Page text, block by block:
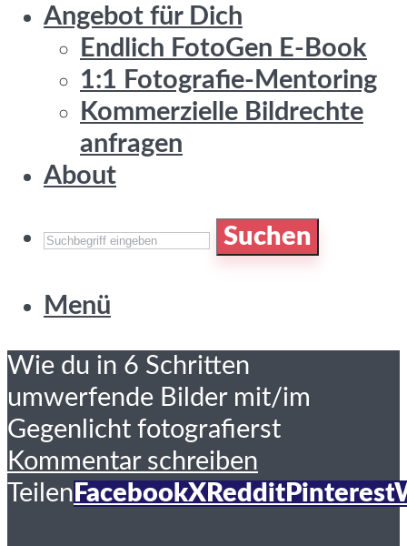
Angebot für Dich
Endlich FotoGen E-Book
1:1 Fotografie-Mentoring
Kommerzielle Bildrechte
anfragen
About
Suchen
Menü
Wie du in 6 Schritten
umwerfende Bilder mit/im
Gegenlicht fotografierst
Kommentar schreiben
Teilen FacebookX Reddit Pinterest